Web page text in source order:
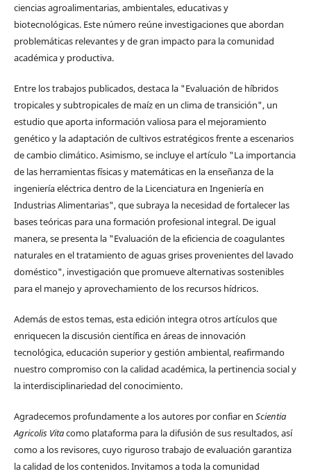
ciencias agroalimentarias, ambientales, educativas y
biotecnológicas. Este número reúne investigaciones que abordan
problemáticas relevantes y de gran impacto para la comunidad
académica y productiva.
Entre los trabajos publicados, destaca la "Evaluación de híbridos
tropicales y subtropicales de maíz en un clima de transición", un
estudio que aporta información valiosa para el mejoramiento
genético y la adaptación de cultivos estratégicos frente a escenarios
de cambio climático. Asimismo, se incluye el artículo "La importancia
de las herramientas físicas y matemáticas en la enseñanza de la
ingeniería eléctrica dentro de la Licenciatura en Ingeniería en
Industrias Alimentarias", que subraya la necesidad de fortalecer las
bases teóricas para una formación profesional integral. De igual
manera, se presenta la "Evaluación de la eficiencia de coagulantes
naturales en el tratamiento de aguas grises provenientes del lavado
doméstico", investigación que promueve alternativas sostenibles
para el manejo y aprovechamiento de los recursos hídricos.
Además de estos temas, esta edición integra otros artículos que
enriquecen la discusión científica en áreas de innovación
tecnológica, educación superior y gestión ambiental, reafirmando
nuestro compromiso con la calidad académica, la pertinencia social y
la interdisciplinariedad del conocimiento.
Agradecemos profundamente a los autores por confiar en Scientia
Agricolis Vitacomo plataforma para la difusión de sus resultados, así
como a los revisores, cuyo riguroso trabajo de evaluación garantiza
la calidad de los contenidos. Invitamos a toda la comunidad